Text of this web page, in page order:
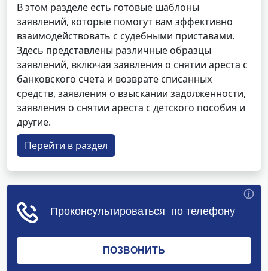
В этом разделе есть готовые шаблоны
заявлений, которые помогут вам эффективно
взаимодействовать с судебными приставами.
Здесь представлены различные образцы
заявлений, включая заявления о снятии ареста с
банковского счета и возврате списанных
средств, заявления о взыскании задолженности,
заявления о снятии ареста с детского пособия и
другие.
Перейти в раздел